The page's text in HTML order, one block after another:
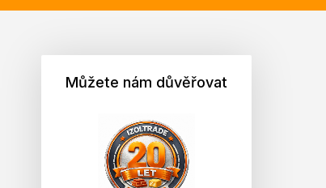
Můžete nám důvěřovat